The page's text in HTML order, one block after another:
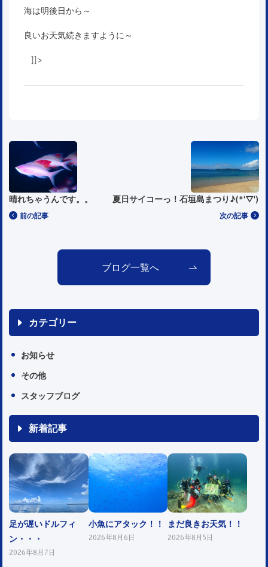
海は明後日から～
良いお天気続きますように～
]]>
前の記事
晴れちゃうんです。。
次の記事
夏日サイコーっ！石垣島まつり♪(*'▽')
ブログ一覧へ
カテゴリー
お知らせ
その他
スタッフブログ
新着記事
足が遅いドルフィ
ン・・・
2026年8月7日
小魚にアタック！！
2026年8月6日
まだ良きお天気！！
2026年8月5日